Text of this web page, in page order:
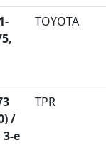
TOYOTA
/
е
TPR